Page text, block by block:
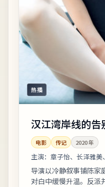
热播
汉江湾岸线的告
电影 传记 2020年
主演： 章子怡、长泽雅美
导演以冷静叙事铺陈家
对白中缓慢升温。反派